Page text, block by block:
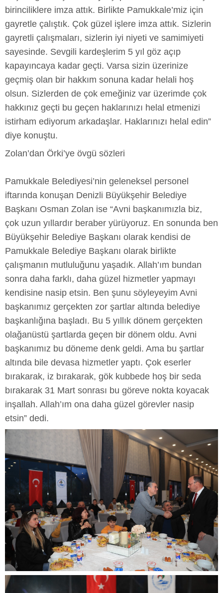
birinciliklere imza attık. Birlikte Pamukkale’miz için
gayretle çalıştık. Çok güzel işlere imza attık. Sizlerin
gayretli çalışmaları, sizlerin iyi niyeti ve samimiyeti
sayesinde. Sevgili kardeşlerim 5 yıl göz açıp
kapayıncaya kadar geçti. Varsa sizin üzerinize
geçmiş olan bir hakkım sonuna kadar helali hoş
olsun. Sizlerden de çok emeğiniz var üzerimde çok
hakkınız geçti bu geçen haklarınızı helal etmenizi
istirham ediyorum arkadaşlar. Haklarınızı helal edin”
diye konuştu.
Zolan’dan Örki’ye övgü sözleri
Pamukkale Belediyesi’nin geleneksel personel
iftarında konuşan Denizli Büyükşehir Belediye
Başkanı Osman Zolan ise “Avni başkanımızla biz,
çok uzun yıllardır beraber yürüyoruz. En sonunda ben
Büyükşehir Belediye Başkanı olarak kendisi de
Pamukkale Belediye Başkanı olarak birlikte
çalışmanın mutluluğunu yaşadık. Allah’ım bundan
sonra daha farklı, daha güzel hizmetler yapmayı
kendisine nasip etsin. Ben şunu söyleyeyim Avni
başkanımız gerçekten zor şartlar altında belediye
başkanlığına başladı. Bu 5 yıllık dönem gerçekten
olağanüstü şartlarda geçen bir dönem oldu. Avni
başkanımız bu döneme denk geldi. Ama bu şartlar
altında bile devasa hizmetler yaptı. Çok eserler
bırakarak, iz bırakarak, gök kubbede hoş bir seda
bırakarak 31 Mart sonrası bu göreve nokta koyacak
inşallah. Allah’ım ona daha güzel görevler nasip
etsin” dedi.